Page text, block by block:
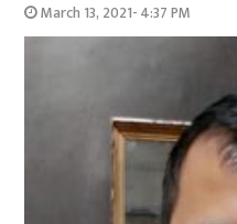
March 13, 2021- 4:37 PM